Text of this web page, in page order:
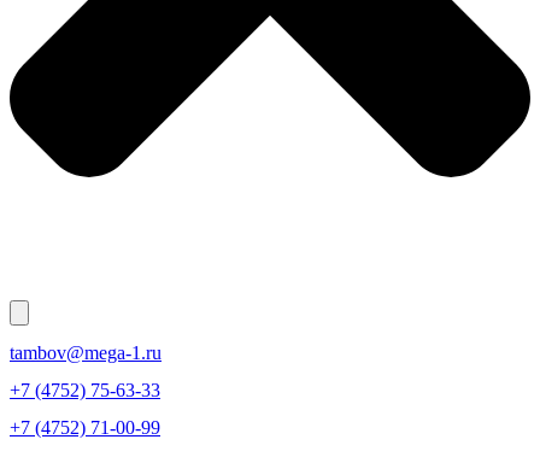
tambov@mega-1.ru
+7 (4752) 75-63-33
+7 (4752) 71-00-99